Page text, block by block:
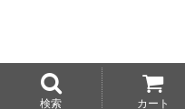
検索 カート